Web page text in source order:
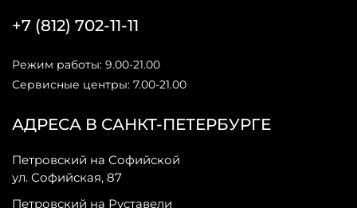
АДРЕСА В САНКТ-ПЕТЕРБУРГЕ
Петровский на Софийской
ул. Софийская, 87
Петровский на Руставели
+7 (812) 702-11-11
Режим работы: 9.00-21.00
Сервисные центры: 7.00-21.00